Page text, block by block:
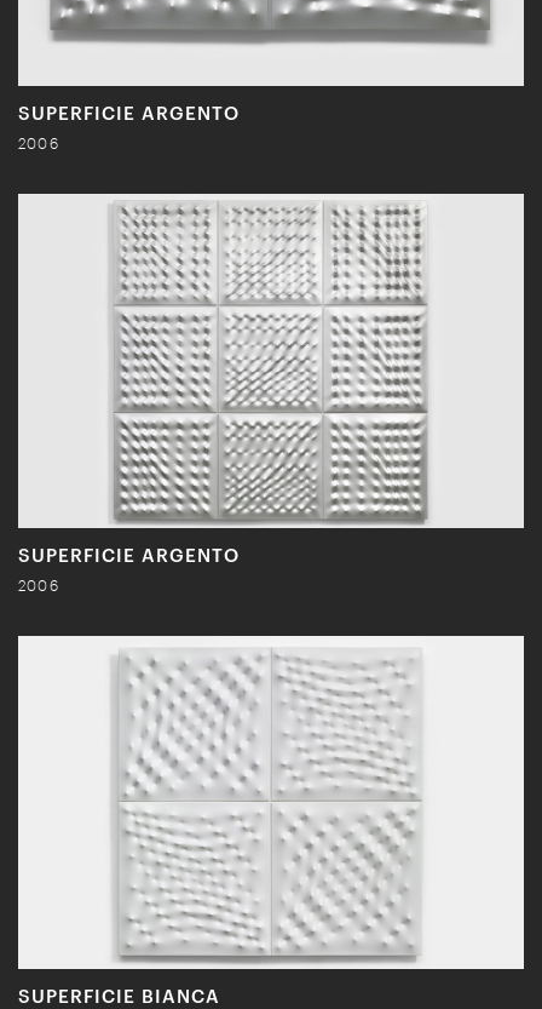
SUPERFICIE ARGENTO
2006
SUPERFICIE ARGENTO
2006
SUPERFICIE BIANCA